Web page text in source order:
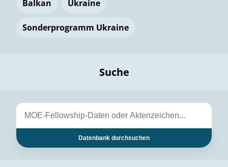
Balkan Ukraine
Sonderprogramm Ukraine
Suche
Datenbank durchsuchen